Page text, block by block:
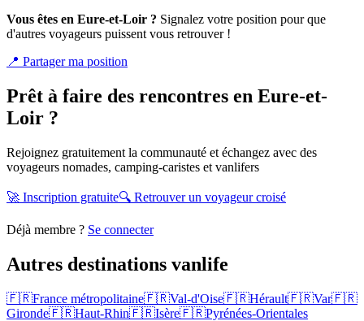
Vous êtes en Eure-et-Loir ? Signalez votre position pour que
d'autres voyageurs puissent vous retrouver !
📍 Partager ma position
Prêt à faire des rencontres en Eure-et-
Loir ?
Rejoignez gratuitement la communauté et échangez avec des
voyageurs nomades, camping-caristes et vanlifers
🚀 Inscription gratuite🔍 Retrouver un voyageur croisé
Déjà membre ? Se connecter
Autres destinations vanlife
🇫🇷France métropolitaine🇫🇷Val-d'Oise🇫🇷Hérault🇫🇷Var🇫🇷
Gironde🇫🇷Haut-Rhin🇫🇷Isère🇫🇷Pyrénées-Orientales